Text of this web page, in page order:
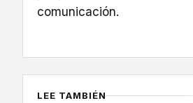
comunicación.
LEE TAMBIÉN